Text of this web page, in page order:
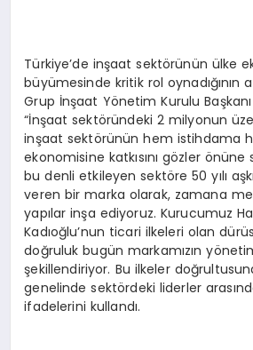
Türkiye’de inşaat sektörünün ülke
büyümesinde kritik rol oynadığının
Grup İnşaat Yönetim Kurulu
“İnşaat sektöründeki 2 milyonun
inşaat sektörünün hem istihdama
ekonomisine katkısını gözler önüne
bu denli etkileyen sektöre 50 yılı
veren bir marka olarak, zamana
yapılar inşa ediyoruz. Kurucumuz
Kadıoğlu’nun ticari ilkeleri olan
doğruluk bugün markamızın yönetim
şekillendiriyor. Bu ilkeler
genelinde sektördeki liderler
ifadelerini kullandı.